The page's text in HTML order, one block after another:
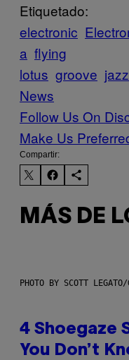
Etiquetado:
electronic
a flying
lotus groove jazz
News
Follow Us On
Make Us
Compartir:
MÁS DE
PHOTO BY SCOTT
4 Shoegaze
You Don’t